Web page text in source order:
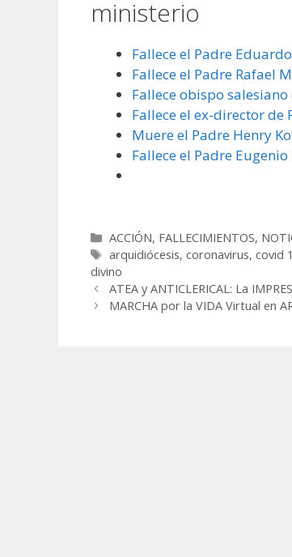
ministerio
Fallece el Padre
Fallece el Padre Rafael
Fallece obispo salesiano
Fallece el ex-director de
Muere el Padre Henry
Fallece el Padre
Categorías
ACCIÓN, FALLECIMIENTOS,
Etiquetas
arquidiócesis,coronavirus,covid
divino
ATEA y ANTICLERICAL: La
MARCHA por la VIDA Virtual en